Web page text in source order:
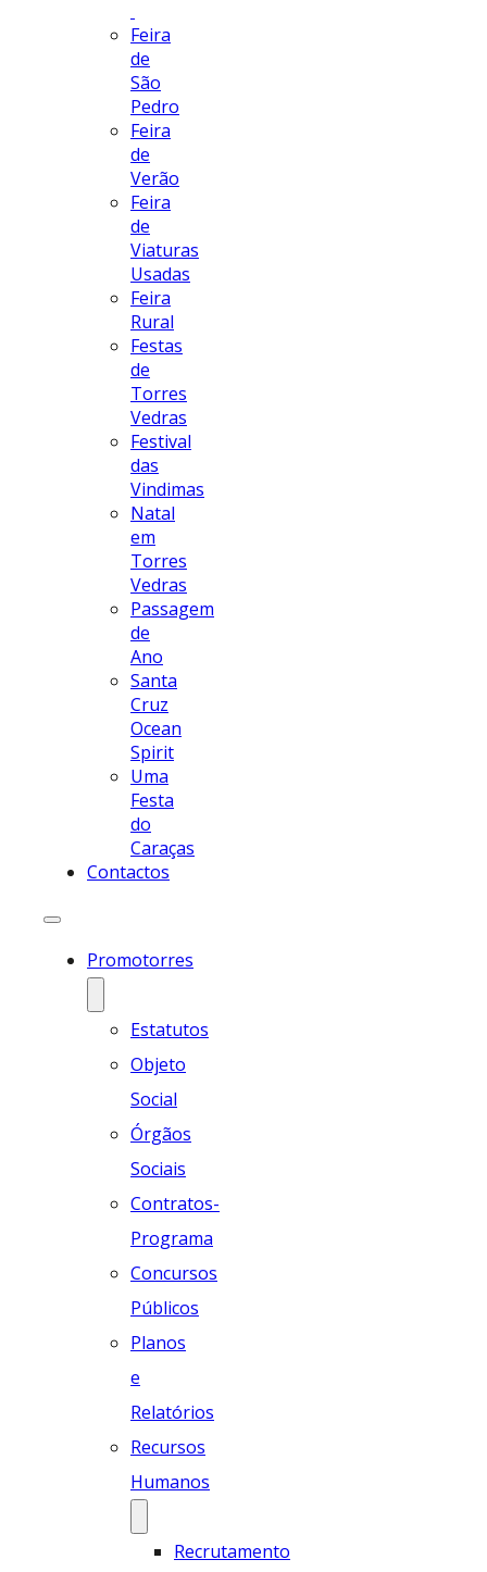
Feira
de
São
Pedro
Feira
de
Verão
Feira
de
Viaturas
Usadas
Feira
Rural
Festas
de
Torres
Vedras
Festival
das
Vindimas
Natal
em
Torres
Vedras
Passagem
de
Ano
Santa
Cruz
Ocean
Spirit
Uma
Festa
do
Caraças
Contactos
Promotorres
Estatutos
Objeto
Social
Órgãos
Sociais
Contratos-
Programa
Concursos
Públicos
Planos
e
Relatórios
Recursos
Humanos
Recrutamento